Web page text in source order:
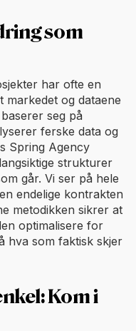
som
har ofte en
og dataene
seg på
ferske data og
Spring Agency
strukturer
går. Vi ser på hele
endelige kontrakten
metodikken sikrer at
optimalisere for
hva som faktisk skjer
Kom i